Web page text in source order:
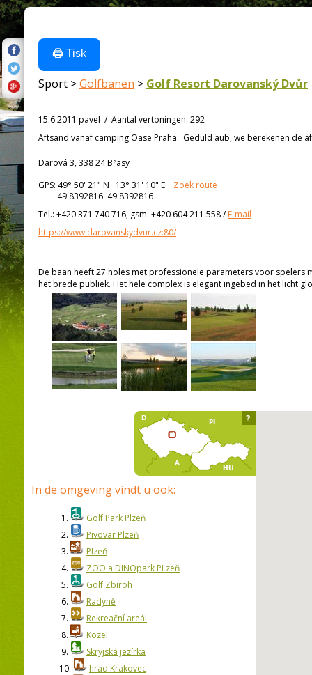
🖨️ Tisk
Sport >Golfbanen > Golf Resort Darovanský Dvůr
15.6.2011 pavel / Aantal vertoningen: 292
Aftsand vanaf camping Oase Praha: Geduld aub, we berekenen de
Darová 3, 338 24 Břasy
GPS: 49° 50' 21" N 13° 31' 10" E
Zoek route
49.8392816 49.8392816
Tel.: +420 371 740 716, gsm: +420 604 211 558/E-mail
https://www.darovanskydvur.cz:80/
De baan heeft 27 holes met professionele parameters voor spelers
het brede publiek. Het hele complex is elegant ingebed in het licht
In de omgeving vindt u ook:
1.
Golf Park Plzeň
2.
Pivovar Plzeň
3.
Plzeň
4.
ZOO a DINOpark PLzeň
5.
Golf Zbiroh
6.
Radyně
7.
Rekreační areál
8.
Kozel
9.
Skryjská jezírka
10.
hrad Krakovec
?